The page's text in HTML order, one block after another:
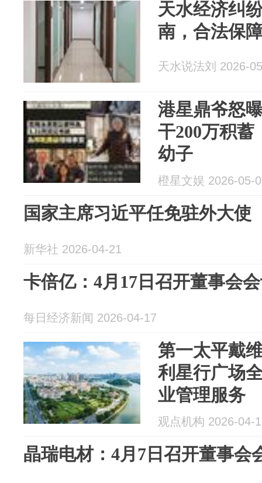
天水经济纠
南，合法保
天水说法刘 2026-
港星鼎爷怒
干200万积蓄
幼子
橙星文娱 2026-05-
国家主席习近平任免驻外大使
新华社 2026-04-21
卡倍亿：4月17日召开董事会
每日经济新闻 2026-04-17
第一太平戴
利星行广场
业管理服务
观点机构 2026-04-
晶瑞电材：4月7日召开董事会